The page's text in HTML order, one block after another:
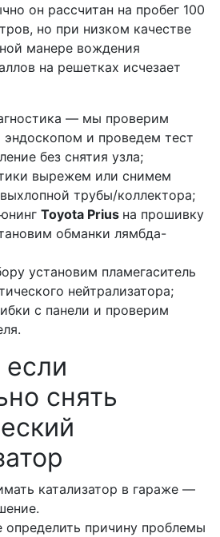
он рассчитан на пробег 100
но при низком качестве
манере вождения
на решетках исчезает
— мы проверим
эндоскопом и проведем тест
без снятия узла;
вырежем или снимем
трубы/коллектора;
Toyota Prius на прошивку
обманки лямбда-
установим пламегаситель
нейтрализатора;
с панели и проверим
если
снять
катализатор в гараже —
причину проблемы